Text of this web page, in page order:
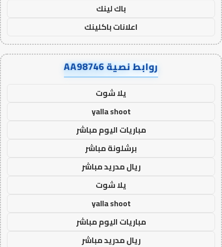
باك لينك
اعلانات باكلينك
روابط نصية AA98746
يلا شوت
yalla shoot
مباريات اليوم مباشر
برشلونة مباشر
ريال مدريد مباشر
يلا شوت
yalla shoot
مباريات اليوم مباشر
ريال مدريد مباشر